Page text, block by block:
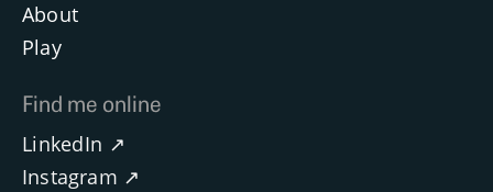
About
Play
Find me online
LinkedIn ↗
Instagram ↗